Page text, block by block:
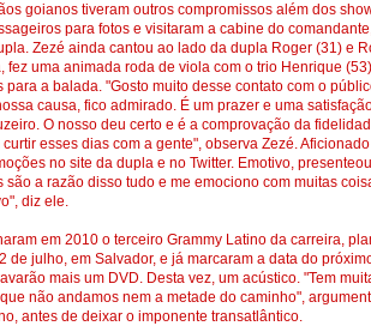
goianos tiveram outros compromissos além dos
para fotos e visitaram a cabine do
Zezé ainda cantou ao lado da dupla Roger (31) e
fez uma animada roda de viola com o trio Henrique
para a balada. "Gosto muito desse contato com o
causa, fico admirado. É um prazer e uma
O nosso deu certo e é a comprovação da
esses dias com a gente", observa Zezé.
no site da dupla e no Twitter. Emotivo,
a razão disso tudo e me emociono com muitas
diz ele.
em 2010 o terceiro Grammy Latino da carreira,
de julho, em Salvador, e já marcaram a data do
mais um DVD. Desta vez, um acústico. "Tem
não andamos nem a metade do caminho",
antes de deixar o imponente transatlântico.